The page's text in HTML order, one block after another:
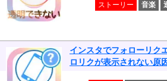
ストーリー 音楽
インスタでフォローリク
ロリクが表示されない原